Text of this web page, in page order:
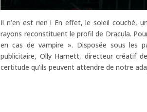
Il n’en est rien ! En effet, le soleil couché,
rayons reconstituent le profil de Dracula.
en cas de vampire ». Disposée sous les
publicitaire, Olly Harnett, directeur créatif
certitude qu’ils peuvent attendre de notre